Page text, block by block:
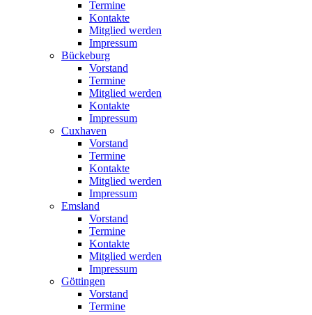
Termine
Kontakte
Mitglied werden
Impressum
Bückeburg
Vorstand
Termine
Mitglied werden
Kontakte
Impressum
Cuxhaven
Vorstand
Termine
Kontakte
Mitglied werden
Impressum
Emsland
Vorstand
Termine
Kontakte
Mitglied werden
Impressum
Göttingen
Vorstand
Termine